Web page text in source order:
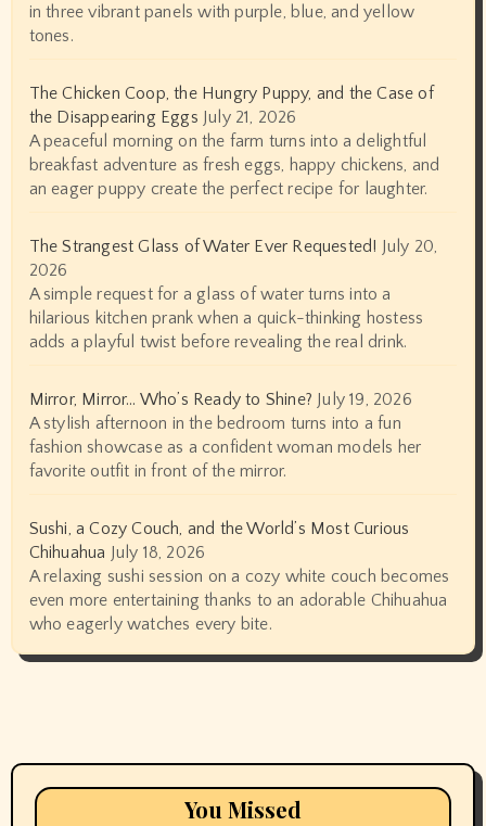
in three vibrant panels with purple, blue, and yellow
tones.
The Chicken Coop, the Hungry Puppy, and the Case of
the Disappearing Eggs July 21, 2026
A peaceful morning on the farm turns into a delightful
breakfast adventure as fresh eggs, happy chickens, and
an eager puppy create the perfect recipe for laughter.
The Strangest Glass of Water Ever Requested! July 20,
2026
A simple request for a glass of water turns into a
hilarious kitchen prank when a quick-thinking hostess
adds a playful twist before revealing the real drink.
Mirror, Mirror… Who’s Ready to Shine? July 19, 2026
A stylish afternoon in the bedroom turns into a fun
fashion showcase as a confident woman models her
favorite outfit in front of the mirror.
Sushi, a Cozy Couch, and the World’s Most Curious
Chihuahua July 18, 2026
A relaxing sushi session on a cozy white couch becomes
even more entertaining thanks to an adorable Chihuahua
who eagerly watches every bite.
You Missed